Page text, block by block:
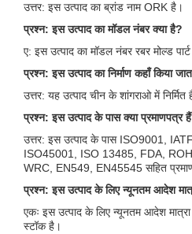
उत्तर: इस उत्पाद का ब्रांड नाम ORK है।
प्रश्न: इस उत्पाद का मॉडल नंबर क्या है?
ए: इस उत्पाद का मॉडल नंबर रबर मोल्ड
प्रश्न: इस उत्पाद का निर्माण कहाँ किया
उत्तर: यह उत्पाद चीन के शांगराओ में निर्मित
प्रश्न: इस उत्पाद के पास क्या प्रमाणपत्र
उत्तर: इस उत्पाद के पास ISO9001,
ISO45001, ISO 13485, FDA,
WRC, EN549, EN45545 सहित
प्रश्न: इस उत्पाद के लिए न्यूनतम आदेश
एकः इस उत्पाद के लिए न्यूनतम आदेश
स्टॉक है।